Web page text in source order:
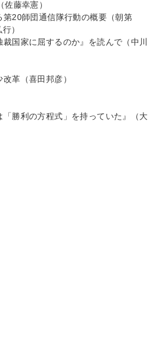
藤幸憲）
20師団通信隊行動の概要（朝第
）
国家に屈するのか』を読んで（中川
革（喜田邦彦）
利の方程式」を持っていた』（大